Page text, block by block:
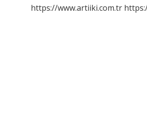
https://www.artiiki.com.tr